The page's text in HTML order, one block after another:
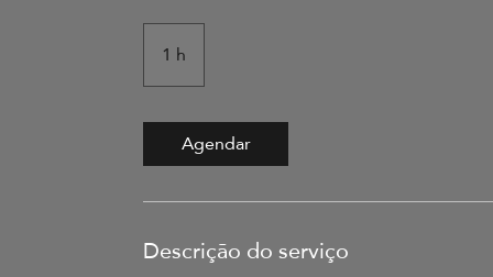
1 h
Agendar
Descrição do serviço